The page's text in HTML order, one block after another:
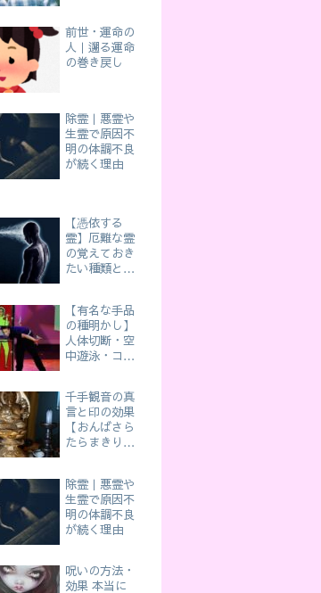
前世・運命の
人｜遡る運命
の巻き戻し
除霊｜悪霊や
生霊で原因不
明の体調不良
が続く理由
【憑依する
霊】厄難な霊
の覚えておき
たい種類と特
【有名な手品
の種明かし】
人体切断・空
中遊泳・コイ
千手観音の真
言と印の効果
【おんばさら
たらまきり
除霊｜悪霊や
生霊で原因不
明の体調不良
が続く理由
呪いの方法・
効果 本当に